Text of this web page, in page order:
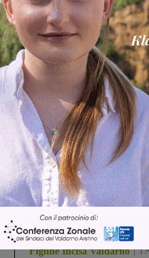
In vetrina 3 Agosto 2026
Estra Notizie
studenti coinvolti,
debutta il podcast
Più lette
Figline Incisa Valdarno 1